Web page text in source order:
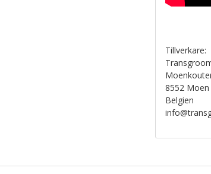
Tillverkare:
8552 Moen
Belgien